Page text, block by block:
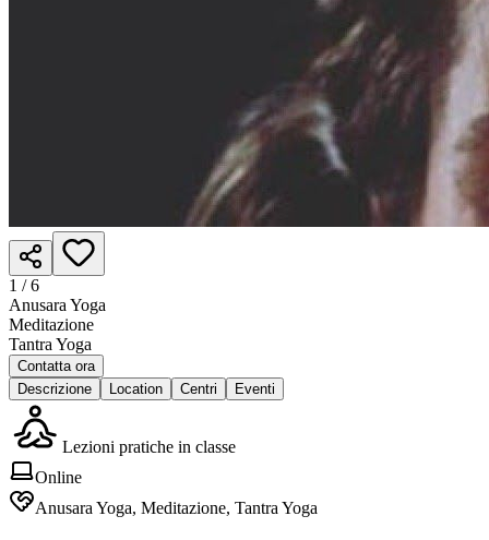
1 /6
Anusara Yoga
Meditazione
Tantra Yoga
Contatta ora
Descrizione
Location Centri Eventi
Lezioni pratiche in classe
Online
Anusara Yoga, Meditazione, Tantra Yoga